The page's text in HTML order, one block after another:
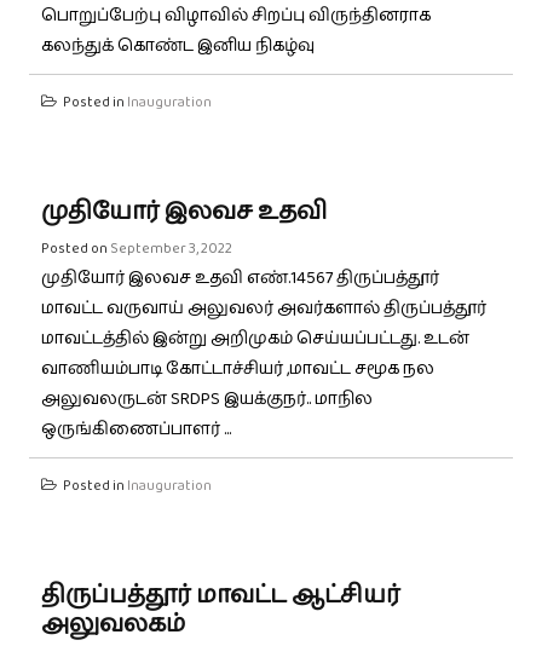
பொறுப்பேற்பு விழாவில் சிறப்பு விருந்தினராக
கலந்துக் கொண்ட இனிய நிகழ்வு
Posted in Inauguration
முதியோர் இலவச உதவி
Posted on September 3, 2022
முதியோர் இலவச உதவி எண்.14567 திருப்பத்தூர்
மாவட்ட வருவாய் அலுவலர் அவர்களால் திருப்பத்தூர்
மாவட்டத்தில் இன்று அறிமுகம் செய்யப்பட்டது. உடன்
வாணியம்பாடி கோட்டாச்சியர் ,மாவட்ட சமூக நல
அலுவலருடன் SRDPS இயக்குநர்.. மாநில
ஒருங்கிணைப்பாளர் ...
Posted in Inauguration
திருப்பத்தூர் மாவட்ட ஆட்சியர்
அலுவலகம்